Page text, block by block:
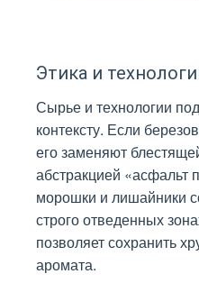
Этика и
Сырье и технологии
контексту. Если
его заменяют
абстракцией «асфальт
морошки и лишайники
строго отведенных
позволяет сохранить
аромата.